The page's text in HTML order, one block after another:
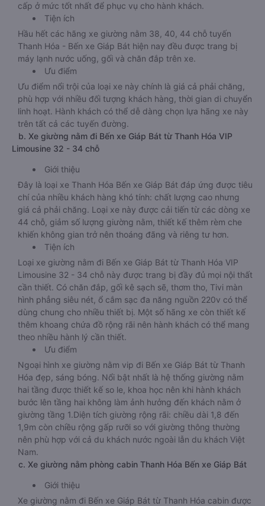
cấp ở mức tốt nhất để phục vụ cho hành khách.
Tiện ích
Hầu hết các hãng xe giường nằm 38, 40, 44 chỗ tuyến
Thanh Hóa - Bến xe Giáp Bát hiện nay đều được trang bị
máy lạnh nước uống, gối và chăn đắp trên xe.
Ưu điểm
Ưu điểm nổi trội của loại xe này chính là giá cả phải chăng,
phù hợp với nhiều đối tượng khách hàng, thời gian di chuyển
linh hoạt. Hành khách có thể dễ dàng chọn lựa hãng xe này
trên tất cả các tuyến đường.
b. Xe giường nằm đi Bến xe Giáp Bát từ Thanh Hóa VIP
Limousine 32 - 34 chỗ
Giới thiệu
Đây là loại xe Thanh Hóa Bến xe Giáp Bát đáp ứng được tiêu
chí của nhiều khách hàng khó tính: chất lượng cao nhưng
giá cả phải chăng. Loại xe này được cải tiến từ các dòng xe
44 chỗ, giảm số lượng giường nằm, thiết kế thêm rèm che
khiến không gian trở nên thoáng đãng và riêng tư hơn.
Tiện ích
Loại xe giường nằm đi Bến xe Giáp Bát từ Thanh Hóa VIP
Limousine 32 - 34 chỗ này được trang bị đầy đủ mọi nội thất
cần thiết. Có chăn đắp, gối kê sạch sẽ, thơm tho, Tivi màn
hình phẳng siêu nét, ổ cắm sạc đa năng nguồn 220v có thể
dùng chung cho nhiều thiết bị. Một số hãng xe còn thiết kế
thêm khoang chứa đồ rộng rãi nên hành khách có thể mang
theo nhiều hành lý cần thiết.
Ưu điểm
Ngoại hình xe giường nằm vip đi Bến xe Giáp Bát từ Thanh
Hóa đẹp, sáng bóng. Nổi bật nhất là hệ thống giường nằm
hai tầng được thiết kế so le, khoa học nên khi hành khách
bước lên tầng hai không làm ảnh hưởng đến khách nằm ở
giường tầng 1.Diện tích giường rộng rãi: chiều dài 1,8 đến
1,9m còn chiều rộng gấp rưỡi so với giường thông thường
nên phù hợp với cả du khách nước ngoài lẫn du khách Việt
Nam.
c. Xe giường nằm phòng cabin Thanh Hóa Bến xe Giáp Bát
Giới thiệu
Xe giường nằm đi Bến xe Giáp Bát từ Thanh Hóa cabin được